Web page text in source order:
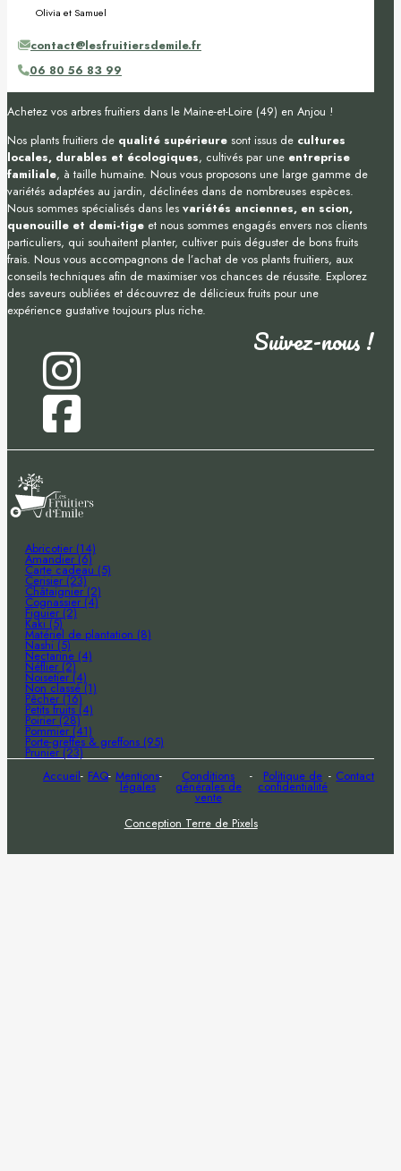
Olivia et Samuel
contact@lesfruitiersdemile.fr
06 80 56 83 99
Achetez vos arbres fruitiers dans le Maine-et-Loire (49) en Anjou !
Nos plants fruitiers de qualité supérieure sont issus de cultures
locales, durables et écologiques, cultivés par une entreprise
familiale, à taille humaine. Nous vous proposons une large gamme de
variétés adaptées au jardin, déclinées dans de nombreuses espèces.
Nous sommes spécialisés dans les variétés anciennes, en scion,
quenouille et demi-tige et nous sommes engagés envers nos clients
particuliers, qui souhaitent planter, cultiver puis déguster de bons fruits
frais. Nous vous accompagnons de l’achat de vos plants fruitiers, aux
conseils techniques afin de maximiser vos chances de réussite. Explorez
des saveurs oubliées et découvrez de délicieux fruits pour une
expérience gustative toujours plus riche.
Suivez-nous !
Abricotier (14)
Amandier (6)
Carte cadeau (5)
Cerisier (23)
Châtaignier (2)
Cognassier (4)
Figuier (2)
Kaki (5)
Matériel de plantation (8)
Nashi (5)
Nectarine (4)
Néflier (2)
Noisetier (4)
Non classé (1)
Pêcher (16)
Petits fruits (4)
Poirier (28)
Pommier (41)
Porte-greffes & greffons (95)
Prunier (23)
Accueil FAQ Mentions
légales
Conditions
générales de
vente
Politique de
confidentialité
Contact
Conception Terre de Pixels